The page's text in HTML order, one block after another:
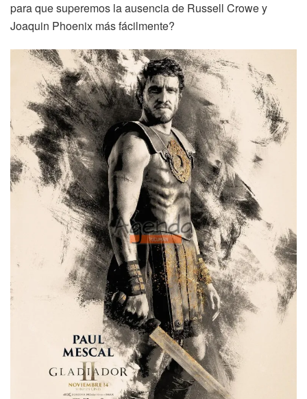
para que superemos la ausencia de Russell Crowe y
Joaquin Phoenix más fácilmente?